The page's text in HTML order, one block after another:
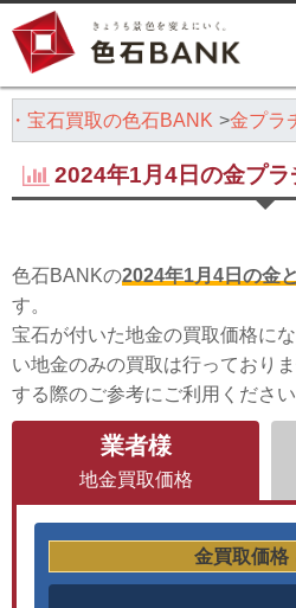
・宝石買取の色石BANK 金プラ
2024年1月4日の金プ
色石BANKの2024年1月4日の金
す。
宝石が付いた地金の買取価格に
い地金のみの買取は行っており
する際のご参考にご利用ください
業者様
地金買取価格
金買取価格